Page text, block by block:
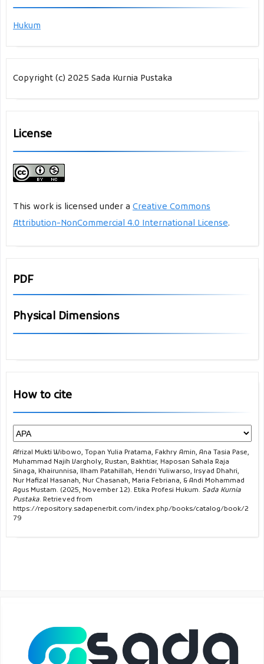
Hukum
Copyright (c) 2025 Sada Kurnia Pustaka
License
This work is licensed under a Creative Commons
Attribution-NonCommercial 4.0 International License.
PDF
Physical Dimensions
How to cite
Afrizal Mukti Wibowo, Topan Yulia Pratama, Fakhry Amin, Ana Tasia Pase,
Muhammad Najih Vargholy, Rustan, Bakhtiar, Haposan Sahala Raja
Sinaga, Khairunnisa, Ilham Patahillah, Hendri Yuliwarso, Irsyad Dhahri,
Nur Hafizal Hasanah, Nur Chasanah, Maria Febriana, & Andi Mohammad
Agus Mustam. (2025, November 12). Etika Profesi Hukum. Sada Kurnia
Pustaka. Retrieved from
https://repository.sadapenerbit.com/index.php/books/catalog/book/2
79